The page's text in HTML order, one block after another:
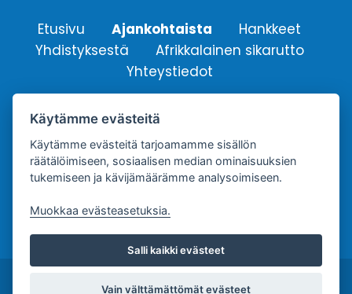
Etusivu Ajankohtaista
Hankkeet
Yhdistyksestä
Afrikkalainen sikarutto
Yhteystiedot
Suomen Sikayrittäjät ry.
Yhdistyksen sähköpostiosoite:
info@sikayrittajat.fi
Copyright © Suomen Sikayrittäjät ry. |Tietosuojaseloste
Käytämme evästeitä
Käytämme evästeitä tarjoamamme sisällön
räätälöimiseen, sosiaalisen median ominaisuuksien
tukemiseen ja kävijämäärämme analysoimiseen.
Muokkaa evästeasetuksia.
Salli kaikki evästeet
Vain välttämättömät evästeet